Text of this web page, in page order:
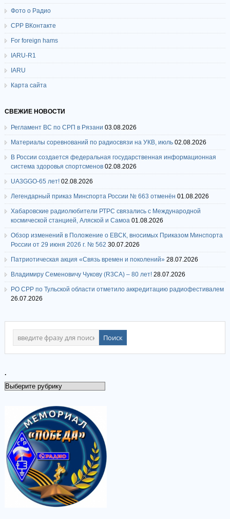
Фото о Радио
СРР ВКонтакте
For foreign hams
IARU-R1
IARU
Карта сайта
СВЕЖИЕ НОВОСТИ
Регламент ВС по СРП в Рязани 03.08.2026
Материалы соревнований по радиосвязи на УКВ, июль 02.08.2026
В России создается федеральная государственная информационная
система здоровья спортсменов 02.08.2026
UA3GGO-65 лет! 02.08.2026
Легендарный приказ Минспорта России № 663 отменён 01.08.2026
Хабаровские радиолюбители РТРС связались с Международной
космической станцией, Аляской и Самоа 01.08.2026
Обзор изменений в Положение о ЕВСК, вносимых Приказом Минспорта
России от 29 июня 2026 г. № 562 30.07.2026
Патриотическая акция «Связь времен и поколений» 28.07.2026
Владимиру Семеновичу Чукову (R3CA) – 80 лет! 28.07.2026
РО СРР по Тульской области отметило аккредитацию радиофестивалем
26.07.2026
.